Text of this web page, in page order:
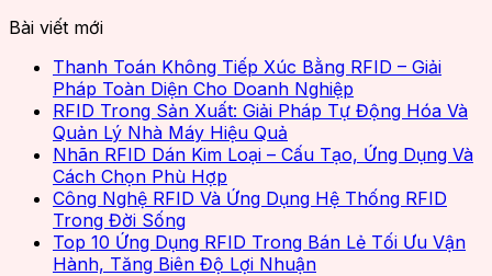
Bài viết mới
Thanh Toán Không Tiếp Xúc Bằng RFID – Giải
Pháp Toàn Diện Cho Doanh Nghiệp
RFID Trong Sản Xuất: Giải Pháp Tự Động Hóa Và
Quản Lý Nhà Máy Hiệu Quả
Nhãn RFID Dán Kim Loại – Cấu Tạo, Ứng Dụng Và
Cách Chọn Phù Hợp
Công Nghệ RFID Và Ứng Dụng Hệ Thống RFID
Trong Đời Sống
Top 10 Ứng Dụng RFID Trong Bán Lẻ Tối Ưu Vận
Hành, Tăng Biên Độ Lợi Nhuận